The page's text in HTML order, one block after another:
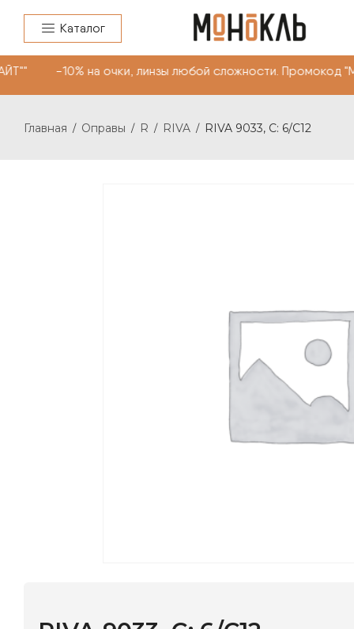
Каталог
на очки, линзы любой сложности.
Главная / Оправы / R / RIVA / RIVA 9033, С: 6/C12
3–5 дней | Промокод